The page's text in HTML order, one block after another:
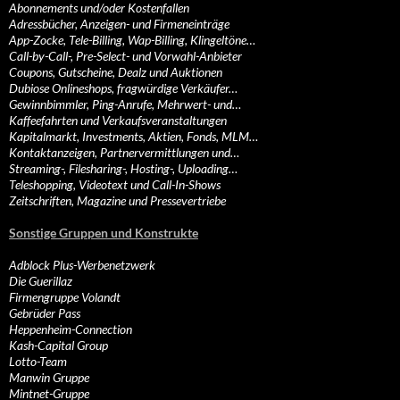
Abonnements und/oder Kostenfallen
Adressbücher, Anzeigen- und Firmeneinträge
App-Zocke, Tele-Billing, Wap-Billing, Klingeltöne…
Call-by-Call-, Pre-Select- und Vorwahl-Anbieter
Coupons, Gutscheine, Dealz und Auktionen
Dubiose Onlineshops, fragwürdige Verkäufer…
Gewinnbimmler, Ping-Anrufe, Mehrwert- und…
Kaffeefahrten und Verkaufsveranstaltungen
Kapitalmarkt, Investments, Aktien, Fonds, MLM…
Kontaktanzeigen, Partnervermittlungen und…
Streaming-, Filesharing-, Hosting-, Uploading…
Teleshopping, Videotext und Call-In-Shows
Zeitschriften, Magazine und Pressevertriebe
Sonstige Gruppen und Konstrukte
Adblock Plus-Werbenetzwerk
Die Guerillaz
Firmengruppe Volandt
Gebrüder Pass
Heppenheim-Connection
Kash-Capital Group
Lotto-Team
Manwin Gruppe
Mintnet-Gruppe